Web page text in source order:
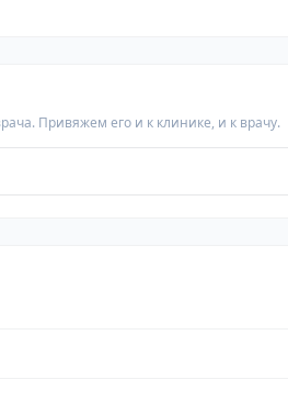
Привяжем его и к клинике, и к врачу.